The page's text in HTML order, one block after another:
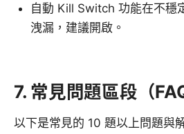
自動 Kill Switch 功能在不穩
洩漏，建議開啟。
7. 常見問題區段（
以下是常見的 10 題以上問題與